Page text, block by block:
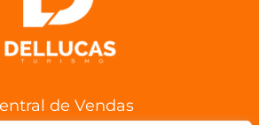
de Vendas